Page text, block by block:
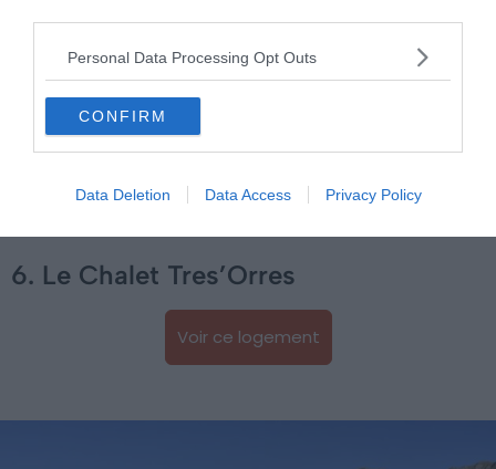
Personal Data Processing Opt Outs
CONFIRM
Data Deletion Data Access Privacy Policy
Mais le point fort de cet Airbnb aux Orres réside surtout
dans son aménagement. Outre son caractère spacieux,
il possède effectivement des équipements insolites. Par
exemple, vous profiterez de son spa pour vous détendre
après une journée de découverte.
6. Le Chalet Tres’Orres
Voir ce logement